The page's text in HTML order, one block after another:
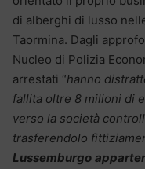
di alberghi di lusso
Taormina. Dagli
Nucleo di Polizia
arrestati “hanno
fallita oltre 8 milioni di
verso la società
trasferendolo
Lussemburgo